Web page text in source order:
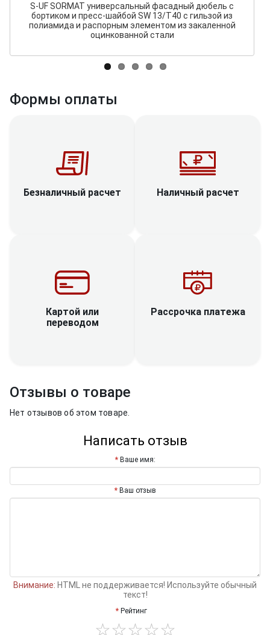
S-UF SORMAT универсальный фасадный дюбель с
бортиком и пресс-шайбой SW 13/T40 с гильзой из
полиамида и распорным элементом из закаленной
оцинкованной стали
Формы оплаты
Безналичный расчет Наличный расчет
Картой или
переводом
Рассрочка платежа
Отзывы о товаре
Нет отзывов об этом товаре.
Написать отзыв
Ваше имя:
Ваш отзыв
Внимание: HTML не поддерживается! Используйте обычный
текст!
Рейтинг